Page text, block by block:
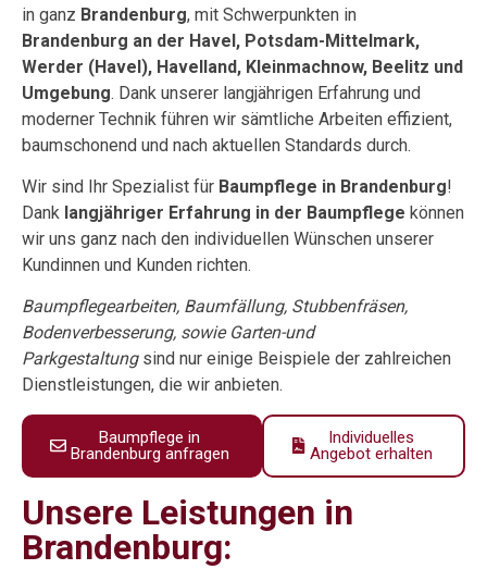
in ganz Brandenburg, mit Schwerpunkten in
Brandenburg an der Havel, Potsdam-Mittelmark,
Werder (Havel), Havelland, Kleinmachnow, Beelitz und
Umgebung. Dank unserer langjährigen Erfahrung und
moderner Technik führen wir sämtliche Arbeiten effizient,
baumschonend und nach aktuellen Standards durch.
Wir sind Ihr Spezialist für Baumpflege in Brandenburg!
Dank langjähriger Erfahrung in der Baumpflege können
wir uns ganz nach den individuellen Wünschen unserer
Kundinnen und Kunden richten.
Baumpflegearbeiten, Baumfällung, Stubbenfräsen,
Bodenverbesserung, sowie Garten-und
Parkgestaltungsind nur einige Beispiele der zahlreichen
Dienstleistungen, die wir anbieten.
Baumpflege in
Brandenburg anfragen
Individuelles
Angebot erhalten
Unsere Leistungen in
Brandenburg: